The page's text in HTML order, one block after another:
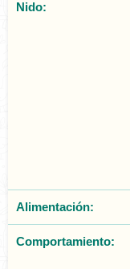
Nido:
Alimentación:
Comportamiento: